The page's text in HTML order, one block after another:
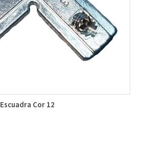
Escuadra Cor 12